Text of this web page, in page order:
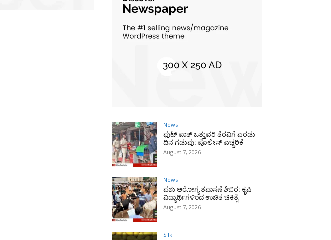
News
ಫುಟ್‌ ಪಾತ್ ಒತ್ತುವರಿ ತೆರವಿಗೆ ಎರಡು
ದಿನ ಗಡುವು: ಪೊಲೀಸ್ ಎಚ್ಚರಿಕೆ
August 7, 2026
News
ಪಶು ಆರೋಗ್ಯ ತಪಾಸಣೆ ಶಿಬಿರ: ಕೃಷಿ
ವಿದ್ಯಾರ್ಥಿಗಳಿಂದ ಉಚಿತ ಚಿಕಿತ್ಸೆ
August 7, 2026
Silk